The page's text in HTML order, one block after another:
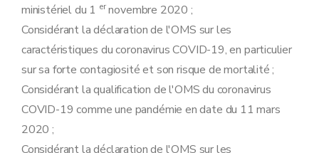
ministériel du 1 ernovembre 2020 ;
Considérant la déclaration de l'OMS sur les
caractéristiques du coronavirus COVID-19, en particulier
sur sa forte contagiosité et son risque de mortalité ;
Considérant la qualification de l'OMS du coronavirus
COVID-19 comme une pandémie en date du 11 mars
2020 ;
Considérant la déclaration de l'OMS sur les